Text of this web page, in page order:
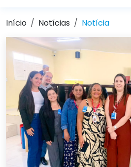
Início Notícias Notícia